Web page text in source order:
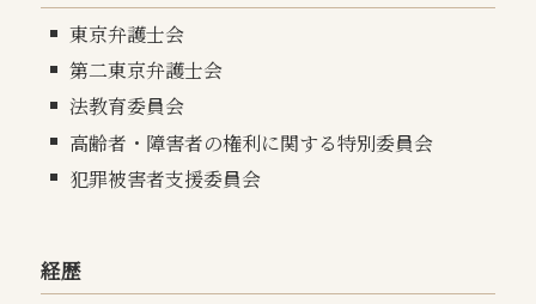
東京弁護士会
第二東京弁護士会
法教育委員会
高齢者・障害者の権利に関する特別委員会
犯罪被害者支援委員会
経歴